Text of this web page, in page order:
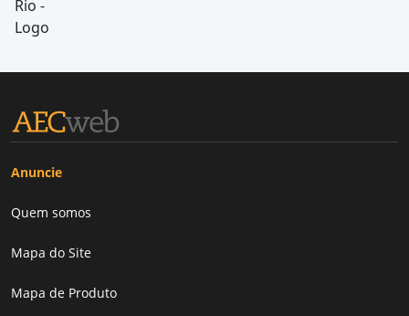
Anuncie
Quem somos
Mapa do Site
Mapa de Produto